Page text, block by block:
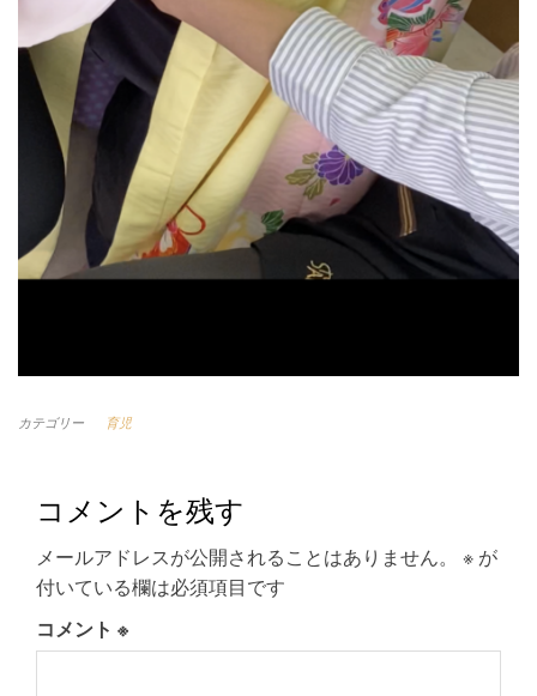
カテゴリー 育児
コメントを残す
メールアドレスが公開されることはありません。 ※ が
付いている欄は必須項目です
コメント ※